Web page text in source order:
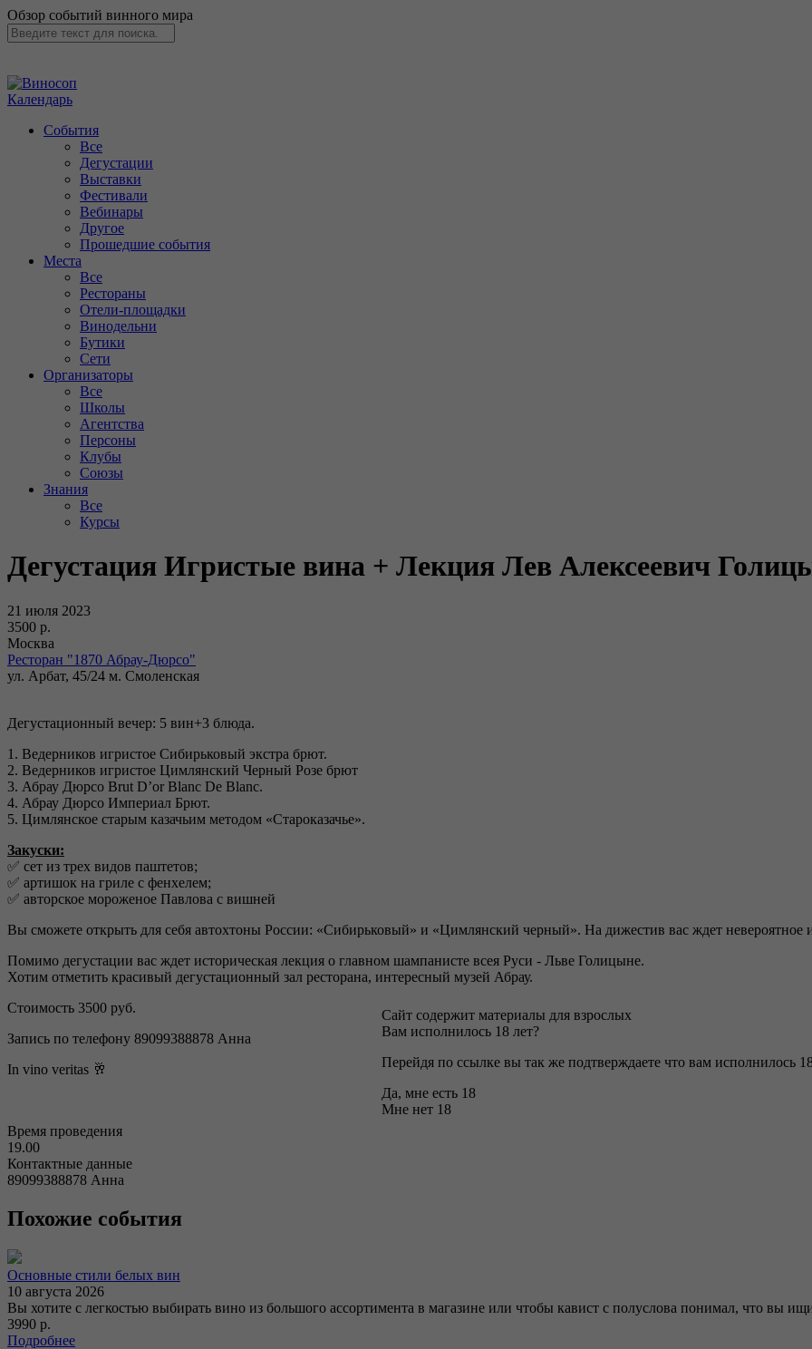
Обзор событий винного мира
Календарь
События
Все
Дегустации
Выставки
Фестивали
Вебинары
Другое
Прошедшие события
Места
Все
Рестораны
Отели-площадки
Винодельни
Бутики
Сети
Организаторы
Все
Школы
Агентства
Персоны
Клубы
Союзы
Знания
Все
Курсы
Дегустация Игристые вина + Лекция Лев Алексеевич
21 июля 2023
3500 р.
Москва
Ресторан "1870 Абрау-Дюрсо"
ул. Арбат, 45/24 м. Смоленская
Дегустационный вечер: 5 вин+3 блюда.
1. Ведерников игристое Сибирьковый экстра брют.
2. Ведерников игристое Цимлянский Черный Розе брют
3. Абрау Дюрсо Brut D’or Blanc De Blanc.
4. Абрау Дюрсо Империал Брют.
5. Цимлянское старым казачьим методом «Староказачье».
Закуски:
✅ сет из трех видов паштетов;
✅ артишок на гриле с фенхелем;
✅ авторское мороженое Павлова с вишней
Вы сможете открыть для себя автохтоны России: «Сибирьковый» и «Цимлянский черный». На дижестив вас ждет невероятное
Помимо дегустации вас ждет историческая лекция о главном шампанисте всея Руси - Льве Голицыне.
Хотим отметить красивый дегустационный зал ресторана, интересный музей Абрау.
Стоимость 3500 руб.
Запись по телефону 89099388878 Анна
In vino veritas 🥂
Время проведения
19.00
Контактные данные
89099388878 Анна
Похожие события
Основные стили белых вин
10 августа 2026
Вы хотите с легкостью выбирать вино из большого ассортимента в магазине или чтобы кавист с полуслова понимал, что вы
3990 р.
Подробнее
Сайт содержит материалы для взрослых
Вам исполнилось 18 лет?
Перейдя по ссылке вы так же подтверждаете что вам исполнилось
Да, мне есть 18
Мне нет 18